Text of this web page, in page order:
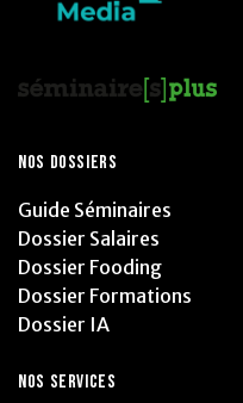
NOS DOSSIERS
Guide Séminaires
Dossier Salaires
Dossier Fooding
Dossier Formations
Dossier IA
NOS SERVICES